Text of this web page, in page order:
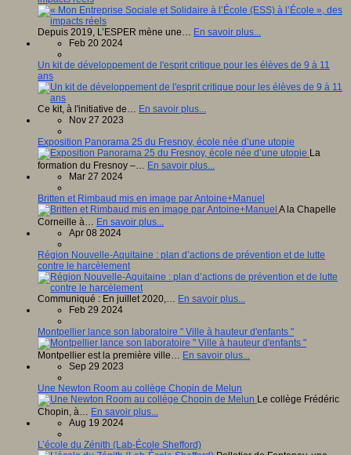
Depuis 2019, L’ESPER mène une… En savoir plus...
Feb 20 2024
Un kit de développement de l'esprit critique pour les élèves de 9 à 11
ans
Ce kit, à l'initiative de… En savoir plus...
Nov 27 2023
Exposition Panorama 25 du Fresnoy, école née d’une utopie
La
formation du Fresnoy –… En savoir plus...
Mar 27 2024
Britten et Rimbaud mis en image par Antoine+Manuel
A la Chapelle
Corneille à… En savoir plus...
Apr 08 2024
Région Nouvelle-Aquitaine : plan d’actions de prévention et de lutte
contre le harcèlement
Communiqué : En juillet 2020,… En savoir plus...
Feb 29 2024
Montpellier lance son laboratoire " Ville à hauteur d'enfants "
Montpellier est la première ville… En savoir plus...
Sep 29 2023
Une Newton Room au collège Chopin de Melun
Le collège Frédéric
Chopin, à… En savoir plus...
Aug 19 2024
L’école du Zénith (Lab-École Shefford)